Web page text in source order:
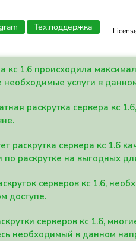
Тех.поддержка
кс 1.6 происходила
необходимые услуги в
раскрутка сервера кс
раскрутка сервера кс 1.6
раскрутке на выгодных
серверов кс 1.6,
доступе.
серверов кс 1.6,
необходимый в данном